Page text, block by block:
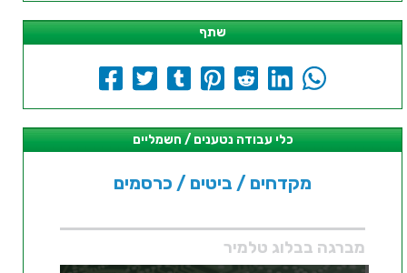
שתף
כלי עבודה נטענים / חשמליים
מקדחים / ביטים / כרסמים
מברגה בבלוג טלמיר